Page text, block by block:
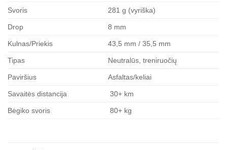
Svoris
281 g (vyriška) ​
Drop 8 mm ​
Kulnas/Priekis 43,5 mm / 35,5 mm ​
Tipas Neutralūs, treniruočių ​
Paviršius Asfaltas/keliai ​
Savaitės distancija 30+ km ​
Bėgiko svoris 80+ kg ​